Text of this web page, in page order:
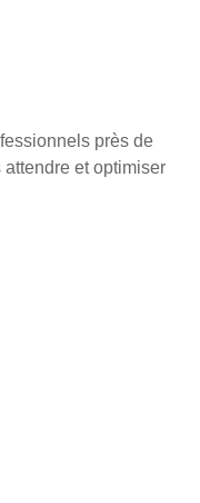
près de
et optimiser